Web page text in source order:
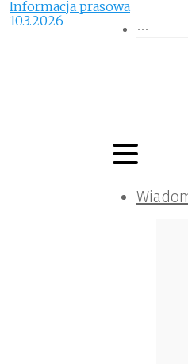
Informacja prasowa
10.3.2026